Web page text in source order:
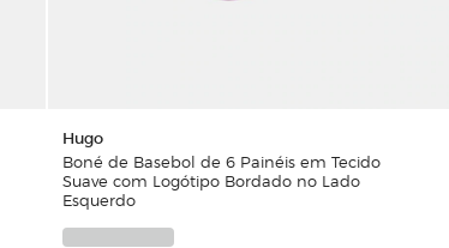
Hugo
Boné de Basebol de 6 Painéis em Tecido
Suave com Logótipo Bordado no Lado
Esquerdo